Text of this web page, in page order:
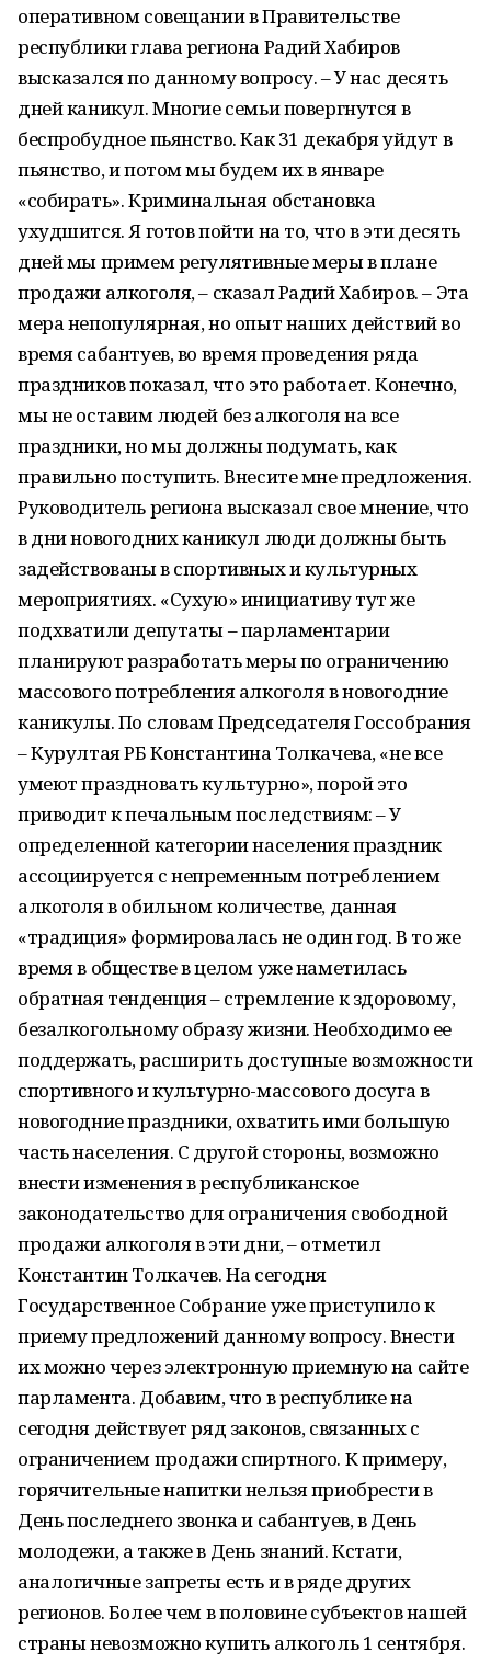
оперативном совещании в Правительстве
республики глава региона Радий Хабиров
высказался по данному вопросу. – У нас десять
дней каникул. Многие семьи повергнутся в
беспробудное пьянство. Как 31 декабря уйдут в
пьянство, и потом мы будем их в январе
«собирать». Криминальная обстановка
ухудшится. Я готов пойти на то, что в эти десять
дней мы примем регулятивные меры в плане
продажи алкоголя, – сказал Радий Хабиров. – Эта
мера непопулярная, но опыт наших действий во
время сабантуев, во время проведения ряда
праздников показал, что это работает. Конечно,
мы не оставим людей без алкоголя на все
праздники, но мы должны подумать, как
правильно поступить. Внесите мне предложения.
Руководитель региона высказал свое мнение, что
в дни новогодних каникул люди должны быть
задействованы в спортивных и культурных
мероприятиях. «Сухую» инициативу тут же
подхватили депутаты – парламентарии
планируют разработать меры по ограничению
массового потребления алкоголя в новогодние
каникулы. По словам Председателя Госсобрания
– Курултая РБ Константина Толкачева, «не все
умеют праздновать культурно», порой это
приводит к печальным последствиям: – У
определенной категории населения праздник
ассоциируется с непременным потреблением
алкоголя в обильном количестве, данная
«традиция» формировалась не один год. В то же
время в обществе в целом уже наметилась
обратная тенденция – стремление к здоровому,
безалкогольному образу жизни. Необходимо ее
поддержать, расширить доступные возможности
спортивного и культурно-массового досуга в
новогодние праздники, охватить ими большую
часть населения. С другой стороны, возможно
внести изменения в республиканское
законодательство для ограничения свободной
продажи алкоголя в эти дни, – отметил
Константин Толкачев. На сегодня
Государственное Собрание уже приступило к
приему предложений данному вопросу. Внести
их можно через электронную приемную на сайте
парламента. Добавим, что в республике на
сегодня действует ряд законов, связанных с
ограничением продажи спиртного. К примеру,
горячительные напитки нельзя приобрести в
День последнего звонка и сабантуев, в День
молодежи, а также в День знаний. Кстати,
аналогичные запреты есть и в ряде других
регионов. Более чем в половине субъектов нашей
страны невозможно купить алкоголь 1 сентября.